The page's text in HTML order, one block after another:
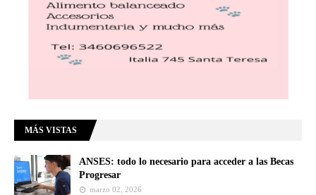
MÁS VISTAS
ANSES: todo lo necesario para acceder a las Becas
Progresar
marzo 02, 2026